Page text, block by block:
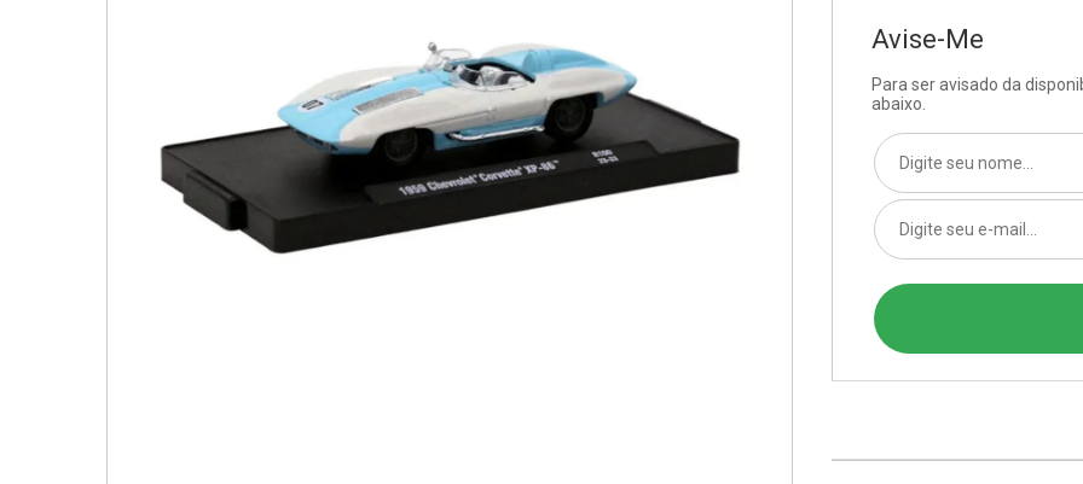
Avise-Me
Para ser avisado da
abaixo.